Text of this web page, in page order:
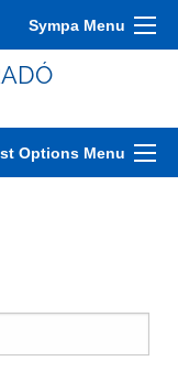
Sympa Menu
Options Menu
11 12
11 12
11 12